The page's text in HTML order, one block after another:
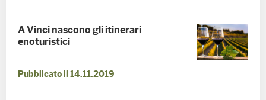
A Vinci nascono gli itinerari
enoturistici
Pubblicato il 14.11.2019